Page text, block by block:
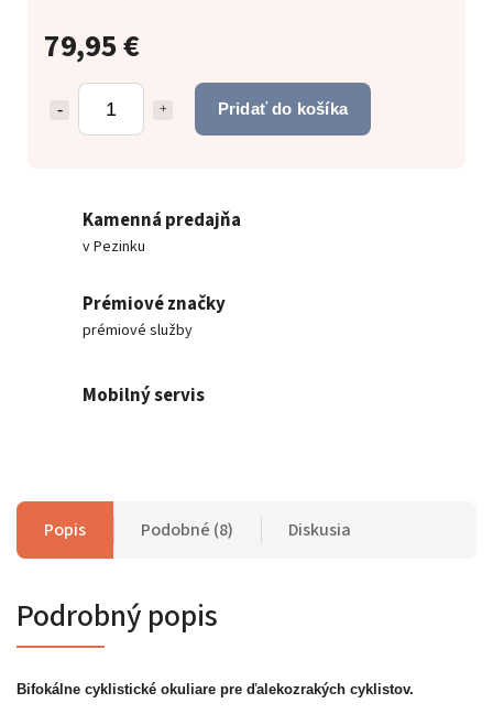
79,95 €
Pridať do košíka
Kamenná predajňa
v Pezinku
Prémiové značky
prémiové služby
Mobilný servis
Popis Podobné (8) Diskusia
Podrobný popis
Bifokálne cyklistické okuliare pre ďalekozrakých cyklistov.